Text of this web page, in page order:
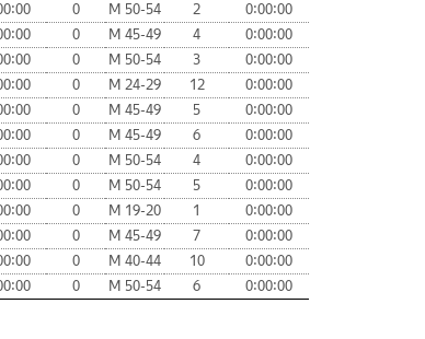
0 М 50-54 2
0:00:00
0 М 45-49 4
0:00:00
0 М 50-54 3
0:00:00
0 М 24-29 12
0:00:00
0 М 45-49 5
0:00:00
0 М 45-49 6
0:00:00
0 М 50-54 4
0:00:00
0 М 50-54 5
0:00:00
0 М 19-20 1
0:00:00
0 М 45-49 7
0:00:00
0 М 40-44 10
0:00:00
0 М 50-54 6 0:00:00